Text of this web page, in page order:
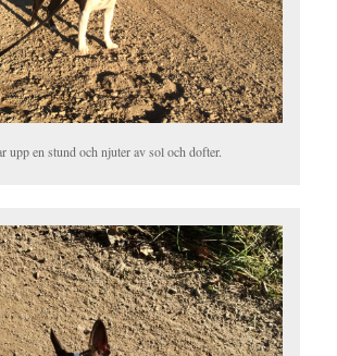
upp en stund och njuter av sol och dofter.